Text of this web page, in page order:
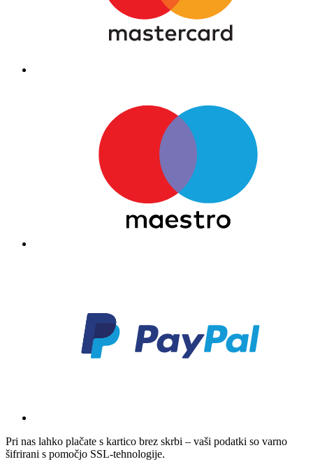
Pri nas lahko plačate s kartico brez skrbi – vaši podatki so varno
šifrirani s pomočjo SSL-tehnologije.